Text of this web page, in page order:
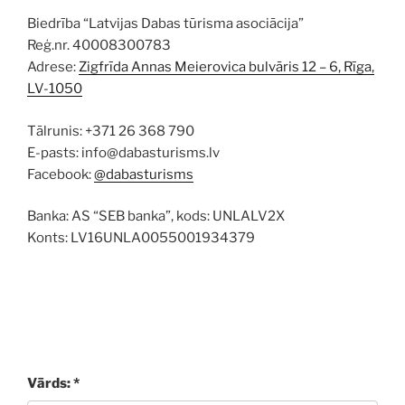
Biedrība “Latvijas Dabas tūrisma asociācija”
Reģ.nr. 40008300783
Adrese:Zigfrīda Annas Meierovica bulvāris 12 – 6, Rīga,
LV-1050
Tālrunis: +371 26 368 790
E-pasts: info@dabasturisms.lv
Facebook:@dabasturisms
Banka: AS “SEB banka”, kods: UNLALV2X
Konts: LV16UNLA0055001934379
Vārds: *